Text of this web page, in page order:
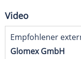
Video
Empfohlener
Glomex GmbH